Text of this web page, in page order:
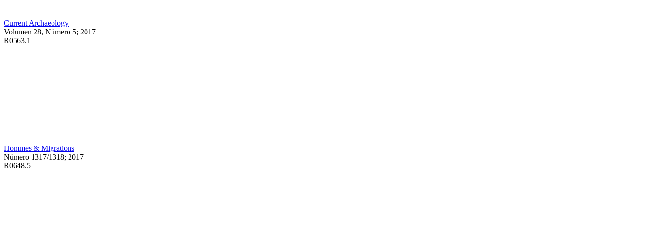
Current Archaeology
Volumen 28, Número 5; 2017
R0563.1
Hommes & Migrations
Número 1317/1318; 2017
R0648.5